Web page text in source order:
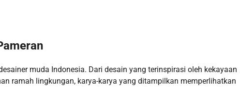
muda Indonesia. Dari desain yang terinspirasi oleh kekayaan
ramah lingkungan, karya-karya yang ditampilkan memperlihatkan